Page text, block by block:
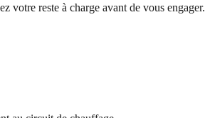
votre reste à charge avant de vous engager.